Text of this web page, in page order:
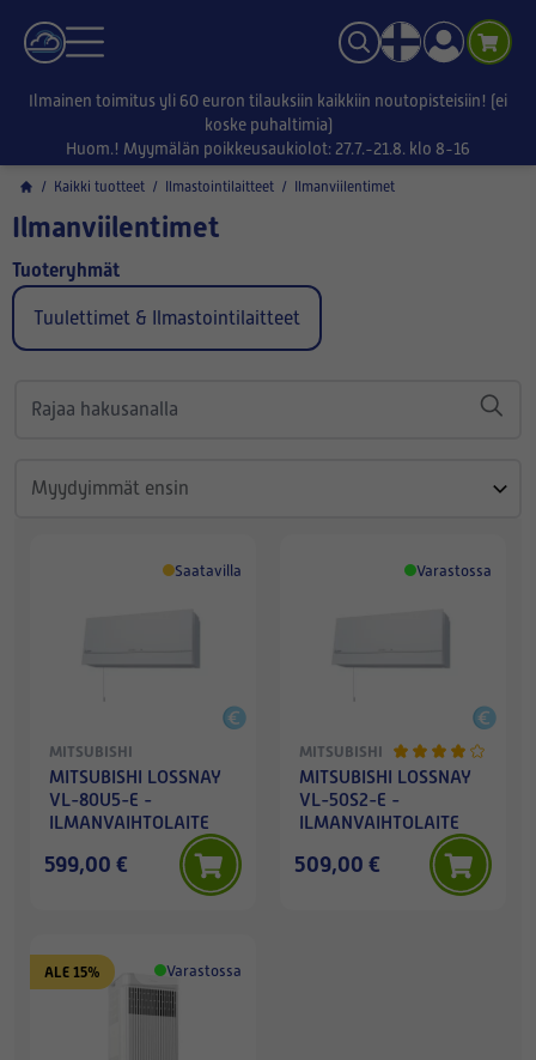
Ilmainen toimitus yli 60 euron tilauksiin kaikkiin noutopisteisiin! (ei
koske puhaltimia)
Huom.! Myymälän poikkeusaukiolot: 27.7.-21.8. klo 8-16
/ Kaikki tuotteet / Ilmastointilaitteet / Ilmanviilentimet
Ilmanviilentimet
Tuoteryhmät
Tuulettimet & Ilmastointilaitteet
Saatavilla
MITSUBISHI
MITSUBISHI LOSSNAY
VL-80U5-E -
ILMANVAIHTOLAITE
599,00 €
Varastossa
MITSUBISHI
MITSUBISHI LOSSNAY
VL-50S2-E -
ILMANVAIHTOLAITE
509,00 €
ALE 15% Varastossa